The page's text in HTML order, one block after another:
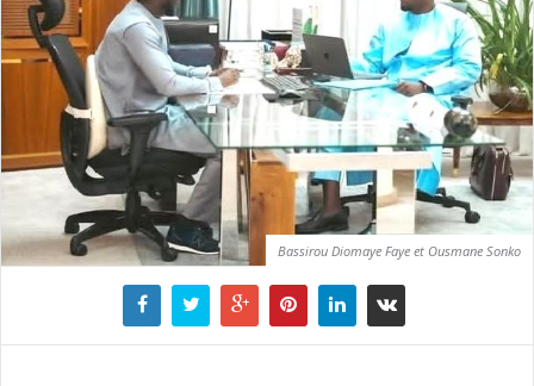
Bassirou Diomaye Faye et Ousmane Sonko